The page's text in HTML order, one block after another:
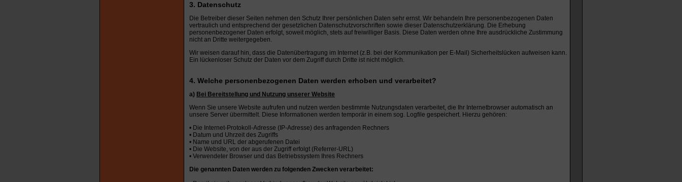
3. Datenschutz
Die Betreiber dieser Seiten nehmen den Schutz Ihrer persönlichen Daten sehr ernst. Wir behandeln Ihre personenbezogenen Daten
vertraulich und entsprechend der gesetzlichen Datenschutzvorschriften sowie dieser Datenschutzerklärung. Die Erhebung
personenbezogener Daten erfolgt, soweit möglich, stets auf freiwilliger Basis. Diese Daten werden ohne Ihre ausdrückliche Zustimmung
nicht an Dritte weitergegeben.
Wir weisen darauf hin, dass die Datenübertragung im Internet (z.B. bei der Kommunikation per E-Mail) Sicherheitslücken aufweisen kann.
Ein lückenloser Schutz der Daten vor dem Zugriff durch Dritte ist nicht möglich.
4. Welche personenbezogenen Daten werden erhoben und verarbeitet?
a) Bei Bereitstellung und Nutzung unserer Website
Wenn Sie unsere Website aufrufen und nutzen werden bestimmte Nutzungsdaten verarbeitet, die Ihr Internetbrowser automatisch an
unsere Server übermittelt. Diese Informationen werden temporär in einem sog. Logfile gespeichert. Hierzu gehören:
• Die Internet-Protokoll-Adresse (IP-Adresse) des anfragenden Rechners
• Datum und Uhrzeit des Zugriffs
• Name und URL der abgerufenen Datei
• Die Website, von der aus der Zugriff erfolgt (Referrer-URL)
• Verwendeter Browser und das Betriebssystem Ihres Rechners
Die genannten Daten werden zu folgenden Zwecken verarbeitet: